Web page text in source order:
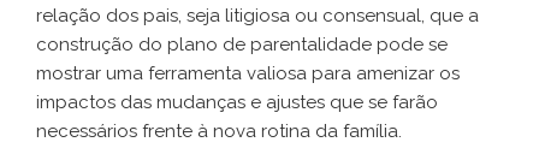
relação dos pais, seja litigiosa ou consensual, que a
construção do plano de parentalidade pode se
mostrar uma ferramenta valiosa para amenizar os
impactos das mudanças e ajustes que se farão
necessários frente à nova rotina da família.